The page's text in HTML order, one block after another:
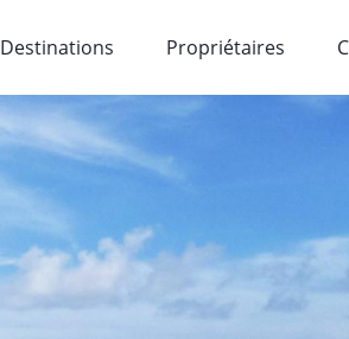
Destinations Propriétaires